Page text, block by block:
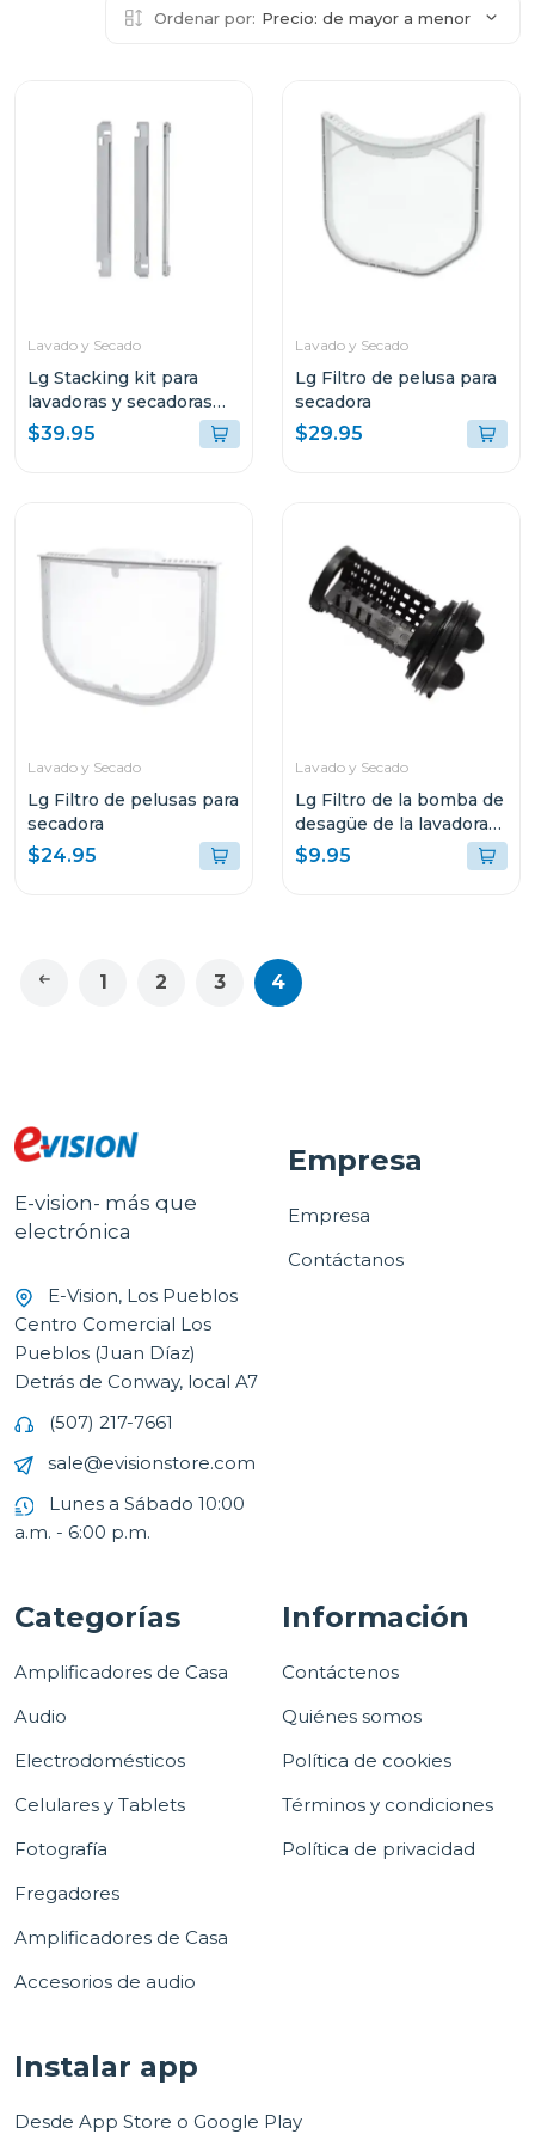
Ordenar por: Precio: de mayor a menor
Lavado y Secado
Lg Stacking kit para
lavadoras y secadoras
tds270
$39.95
Lavado y Secado
Lg Filtro de pelusa para
secadora
$29.95
Lavado y Secado
Lg Filtro de pelusas para
secadora
$24.95
Lavado y Secado
Lg Filtro de la bomba de
desagüe de la lavadora
de carga frontal
$9.95
1 2 3 4
E-vision- más que
electrónica
E-Vision, Los Pueblos
Centro Comercial Los
Pueblos (Juan Díaz)
Detrás de Conway, local A7
(507) 217-7661
sale@evisionstore.com
Lunes a Sábado 10:00
a.m. - 6:00 p.m.
Empresa
Empresa
Contáctanos
Categorías
Amplificadores de Casa
Audio
Electrodomésticos
Celulares y Tablets
Fotografía
Fregadores
Amplificadores de Casa
Accesorios de audio
Información
Contáctenos
Quiénes somos
Política de cookies
Términos y condiciones
Política de privacidad
Instalar app
Desde App Store o Google Play